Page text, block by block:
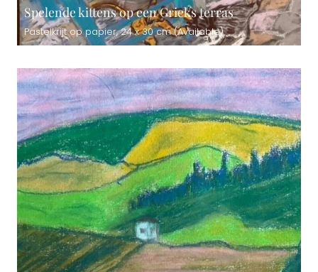
Spelende kittens op een Grieks terras
Pastelkrijt op papier, 24 x 30 cm (Available)